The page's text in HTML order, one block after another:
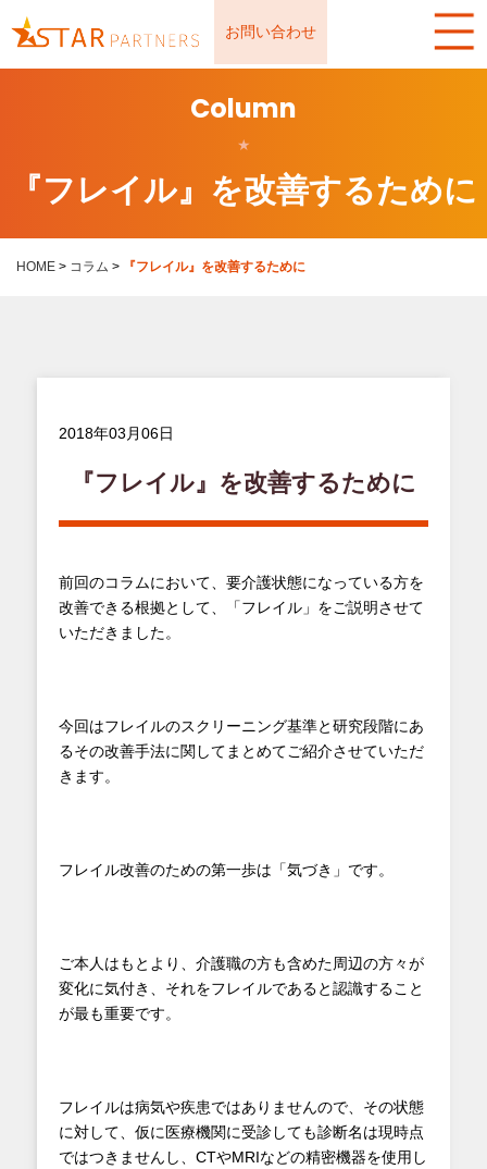
お問い合わせ
Column
★
『フレイル』を改善するために
HOME > コラム > 『フレイル』を改善するために
2018年03月06日
『フレイル』を改善するために
前回のコラムにおいて、要介護状態になっている方を
改善できる根拠として、「フレイル」をご説明させて
いただきました。
今回はフレイルのスクリーニング基準と研究段階にあ
るその改善手法に関してまとめてご紹介させていただ
きます。
フレイル改善のための第一歩は「気づき」です。
ご本人はもとより、介護職の方も含めた周辺の方々が
変化に気付き、それをフレイルであると認識すること
が最も重要です。
フレイルは病気や疾患ではありませんので、その状態
に対して、仮に医療機関に受診しても診断名は現時点
ではつきませんし、CTやMRIなどの精密機器を使用し